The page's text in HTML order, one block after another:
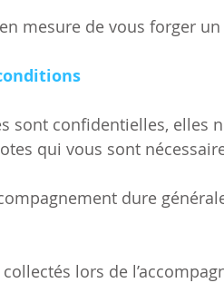
mesure de vous forger
sont confidentielles, elles
qui vous sont
dure
lors de